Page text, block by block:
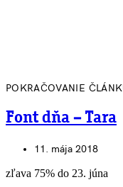
POKRAČOVANIE
Font dňa – Tara
11. mája 2018
zľava 75% do 23. júna